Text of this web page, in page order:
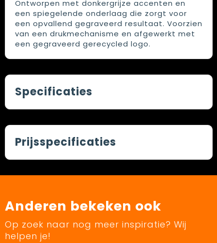
Ontworpen met donkergrijze accenten en
een spiegelende onderlaag die zorgt voor
een opvallend gegraveerd resultaat. Voorzien
van een drukmechanisme en afgewerkt met
een gegraveerd gerecycled logo.
Specificaties
Prijsspecificaties
Anderen bekeken ook
Op zoek naar nog meer inspiratie? Wij
helpen je!